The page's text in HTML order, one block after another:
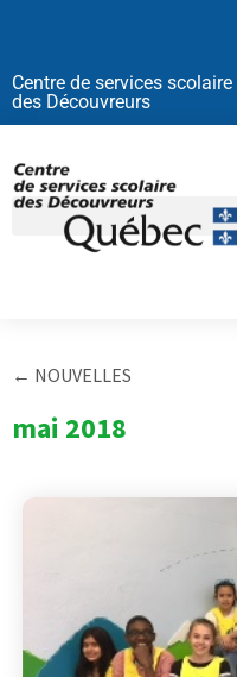
Centre de services scolaire
des Découvreurs
← NOUVELLES
mai 2018
Page Page